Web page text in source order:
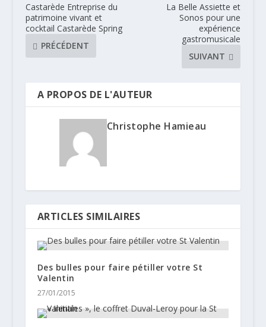
Castarède Entreprise du
patrimoine vivant et
cocktail Castarède Spring
PRÉCÉDENT
La Belle Assiette et
Sonos pour une
expérience
gastromusicale
SUIVANT
A PROPOS DE L'AUTEUR
Christophe Hamieau
ARTICLES SIMILAIRES
Des bulles pour faire pétiller votre St
Valentin
27/01/2015